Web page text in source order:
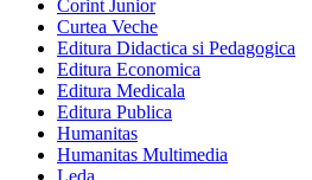
Corint Junior
Curtea Veche
Editura Didactica si Pedagogica
Editura Economica
Editura Medicala
Editura Publica
Humanitas
Humanitas Multimedia
Leda